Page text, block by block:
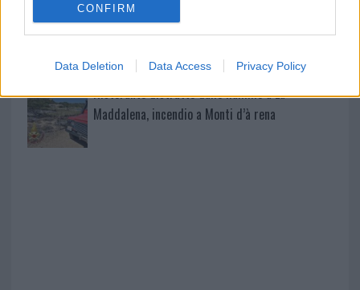
CONFIRM
Data Deletion Data Access Privacy Policy
A fuoco un deposito con bombole, intervento dei
Ristorante distrutto dalle fiamme a La
Maddalena, incendio a Monti d’à rena